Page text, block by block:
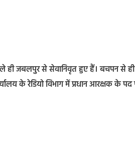
ही जबलपुर से सेवानिवृत हुए हैं। बचपन से ही
के रेडियो विभाग में प्रधान आरक्षक के पद